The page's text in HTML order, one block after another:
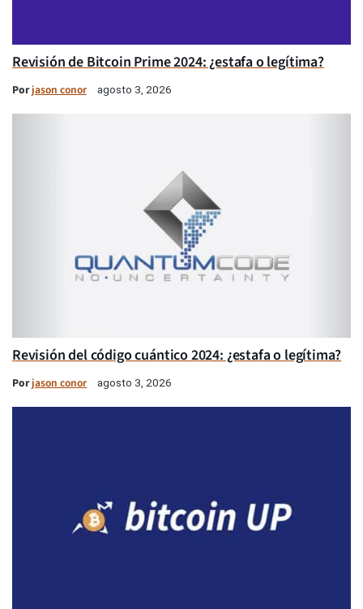
Revisión de Bitcoin Prime 2024: ¿estafa o legítima?
Porjason conor agosto 3, 2026
Revisión del código cuántico 2024: ¿estafa o legítima?
Porjason conor agosto 3, 2026